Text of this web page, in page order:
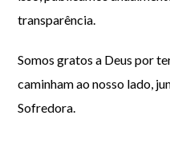
transparência.
Somos gratos a Deus por
caminham ao nosso lado,
Sofredora.